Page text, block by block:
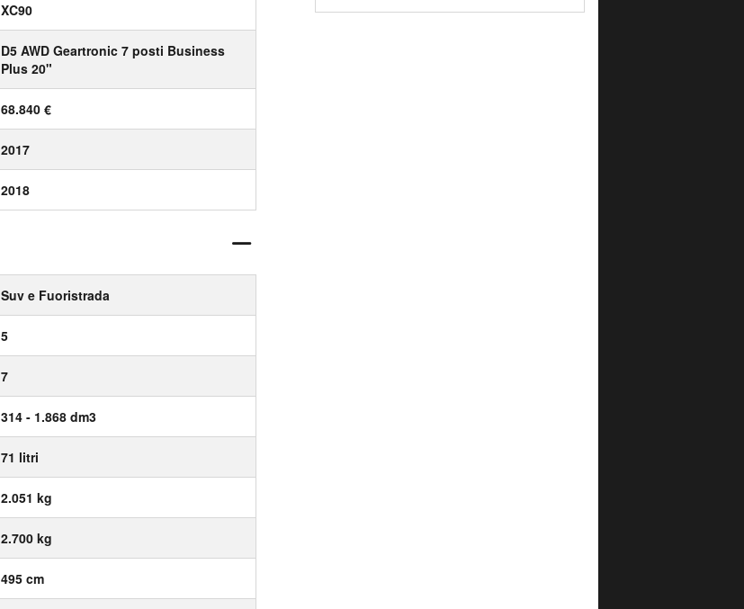
XC90
D5 AWD Geartronic 7 posti Business
Plus 20"
68.840 €
2017
2018
Suv e Fuoristrada
5
7
314 - 1.868 dm3
71 litri
2.051 kg
2.700 kg
495 cm